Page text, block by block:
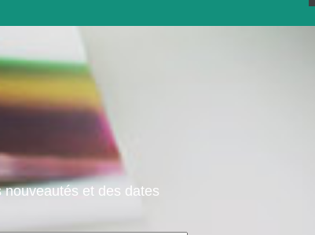
et des dates